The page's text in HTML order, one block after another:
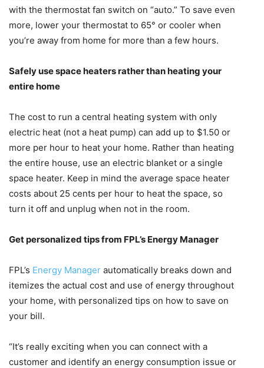
with the thermostat fan switch on “auto.” To save even
more, lower your thermostat to 65° or cooler when
you’re away from home for more than a few hours.
Safely use space heaters rather than heating your
entire home
The cost to run a central heating system with only
electric heat (not a heat pump) can add up to $1.50 or
more per hour to heat your home. Rather than heating
the entire house, use an electric blanket or a single
space heater. Keep in mind the average space heater
costs about 25 cents per hour to heat the space, so
turn it off and unplug when not in the room.
Get personalized tips from FPL’s Energy Manager
FPL’s Energy Manager automatically breaks down and
itemizes the actual cost and use of energy throughout
your home, with personalized tips on how to save on
your bill.
“It’s really exciting when you can connect with a
customer and identify an energy consumption issue or